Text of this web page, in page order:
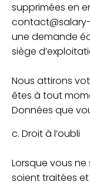
supprimées en
une demande
siège
Nous attirons
êtes à tout
Données que
c. Droit à l’oubli
Lorsque vous
soient traitées